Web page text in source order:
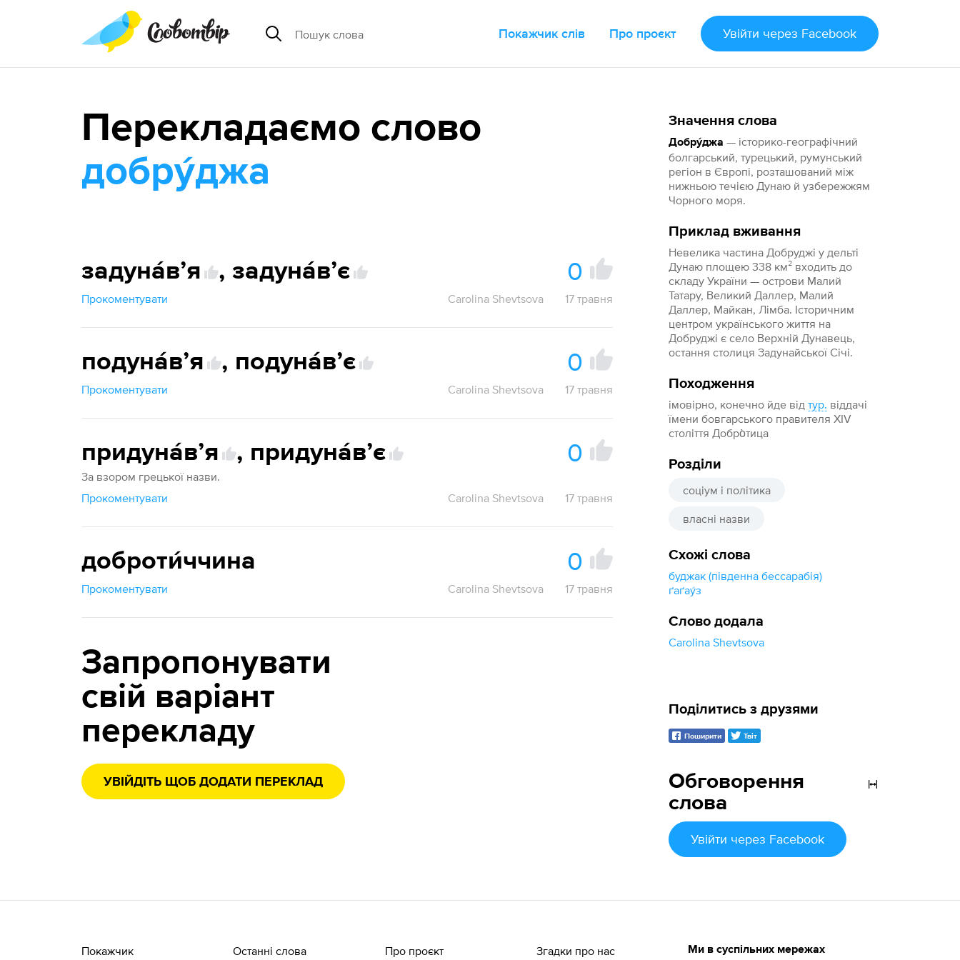
Покажчик слів Про проєкт Увійти через Facebook
Значення слова
Добру́джа — історико-географічний
болгарський, турецький, румунський
регіон в Європі, розташований між
нижньою течією Дунаю й узбережжям
Чорного моря.
Приклад вживання
Невелика частина Добруджі у дельті
Дунаю площею 338 км² входить до
складу України — острови Малий
Татару, Великий Даллер, Малий
Даллер, Майкан, Лімба. Історичним
центром українського життя на
Добруджі є село Верхній Дунавець,
остання столиця Задунайської Січі.
Походження
імовірно, конечно йде відтур. віддачі
їмени бовгарського правителя XIV
століття Добро̀тица
Розділи
соціум і політика
власні назви
Схожі слова
буджак (південна бессарабія)
ґаґау́з
Слово додала
Carolina Shevtsova
Перекладаємо слово
добру́джа
задуна́вʼя , задуна́вʼє 0
Прокоментувати Carolina Shevtsova 17 травня
подуна́вʼя , подуна́вʼє 0
Прокоментувати Carolina Shevtsova 17 травня
придуна́вʼя , придуна́вʼє 0
За взором грецької назви.
Прокоментувати
Carolina Shevtsova 17 травня
доброти́ччина 0
Прокоментувати Carolina Shevtsova 17 травня
Запропонувати
свій варіант
перекладу
УВІЙДІТЬ ЩОБ ДОДАТИ ПЕРЕКЛАД
Обговорення
слова
Увійти через Facebook
Поділитись з друзями
Поширити Твіт
Покажчик Останні слова Про проєкт Згадки про нас Ми в суспільних мережах